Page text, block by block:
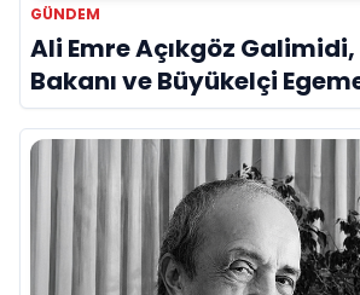
GÜNDEM
Ali Emre Açıkgöz Galimidi,
Bakanı ve Büyükelçi
Bir Araya Geldi